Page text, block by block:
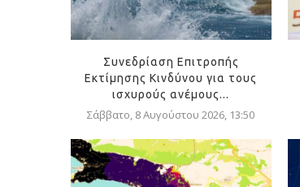
Συνεδρίαση Επιτροπής
Εκτίμησης Κινδύνου για τους
ισχυρούς ανέμους...
Σάββατο, 8 Αυγούστου 2026, 13:50